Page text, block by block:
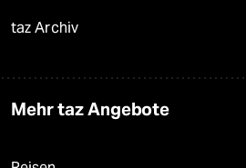
taz Archiv
Mehr taz Angebote